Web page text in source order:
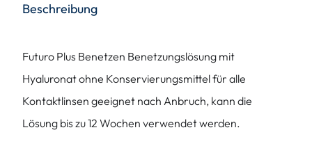
Beschreibung
Futuro Plus Benetzen Benetzungslösung mit
Hyaluronat ohne Konservierungsmittel für alle
Kontaktlinsen geeignet nach Anbruch, kann die
Lösung bis zu 12 Wochen verwendet werden.